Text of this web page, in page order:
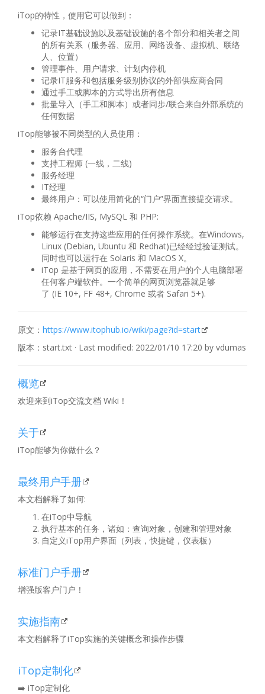
iTop的特性，使用它可以做到：
记录IT基础设施以及基础设施的各个部分和相关者之间
的所有关系（服务器、应用、网络设备、虚拟机、联络
人、位置）
管理事件、用户请求、计划内停机
记录IT服务和包括服务级别协议的外部供应商合同
通过手工或脚本的方式导出所有信息
批量导入（手工和脚本）或者同步/联合来自外部系统的
任何数据
iTop能够被不同类型的人员使用：
服务台代理
支持工程师 (一线，二线)
服务经理
IT经理
最终用户：可以使用简化的“门户”界面直接提交请求。
iTop依赖 Apache/IIS, MySQL 和 PHP:
能够运行在支持这些应用的任何操作系统。在Windows,
Linux (Debian, Ubuntu 和 Redhat)已经经过验证测试。
同时也可以运行在 Solaris 和 MacOS X。
iTop 是基于网页的应用，不需要在用户的个人电脑部署
任何客户端软件。一个简单的网页浏览器就足够
了 (IE 10+, FF 48+, Chrome 或者 Safari 5+).
原文： https://www.itophub.io/wiki/page?id=start
版本：start.txt · Last modified: 2022/01/10 17:20 by vdumas
概览
欢迎来到iTop交流文档 Wiki！
关于
iTop能够为你做什么？
最终用户手册
本文档解释了如何:
在iTop中导航
执行基本的任务，诸如：查询对象，创建和管理对象
自定义iTop用户界面（列表，快捷键，仪表板）
标准门户手册
增强版客户门户！
实施指南
本文档解释了iTop实施的关键概念和操作步骤
iTop定制化
➡️ iTop定制化